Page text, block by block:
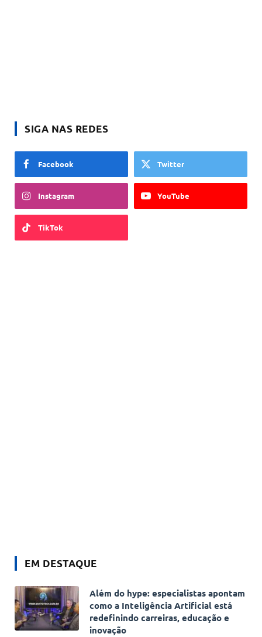
SIGA NAS REDES
Facebook Twitter
Instagram YouTube
TikTok
EM DESTAQUE
Além do hype: especialistas apontam
como a Inteligência Artificial está
redefinindo carreiras, educação e
inovação